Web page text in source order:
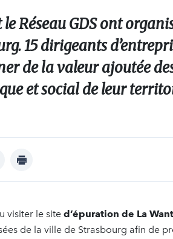
Réseau GDS ont
15 dirigeants
de la valeur ajoutée
et social de leur
print
visiter le site d’épuration de La
de la ville de Strasbourg afin de